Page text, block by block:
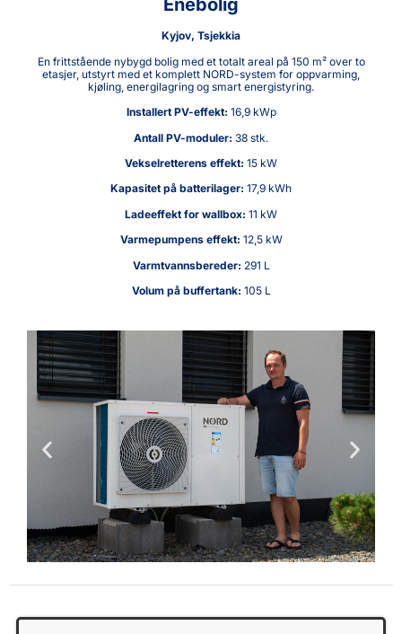
NORD utviklings- og testsenter
Olomouc, Tsjekkia
Referanseinstallasjon av NORD-systemet for utvikling, testing og
verifisering av nye styrings- og energioptimaliseringsfunksjoner
under reelle driftsforhold.
Installert PV-effekt:13,35 kWp
Antall PV-moduler: 30 stk.
Vekselretterens effekt: 15 kW
Kapasitet på batterilager: 17,9 kWh
Ladeeffekt for wallbox: 11 kW
Varmepumpens effekt: 12,5 kW
Varmtvannsbereder: 291 L
Volum på buffertank: 105 L